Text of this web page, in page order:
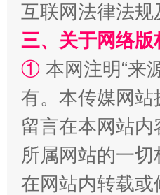
解纷+调解+退费，一次
互联网法律法
三、关于网络版
① 本网注明“来
有。本传媒网
留言在本网站
所属网站的一
在网站内转载